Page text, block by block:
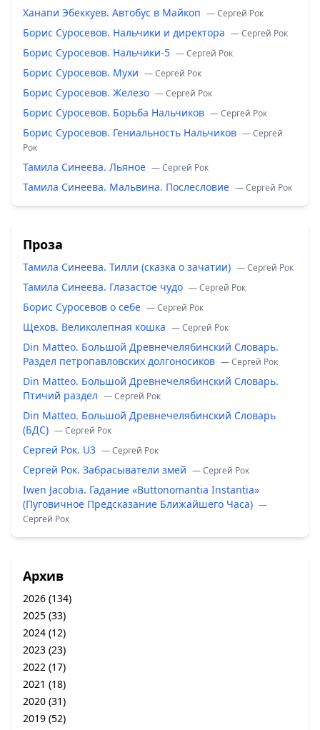
Ханапи Эбеккуев. Автобус в Майкоп — Сергей Рок
Борис Суросевов. Нальчики и директора — Сергей Рок
Борис Суросевов. Нальчики-5 — Сергей Рок
Борис Суросевов. Мухи — Сергей Рок
Борис Суросевов. Железо — Сергей Рок
Борис Суросевов. Борьба Нальчиков — Сергей Рок
Борис Суросевов. Гениальность Нальчиков — Сергей
Рок
Тамила Синеева. Льяное — Сергей Рок
Тамила Синеева. Мальвина. Послесловие — Сергей Рок
Проза
Тамила Синеева. Тилли (сказка о зачатии) — Сергей Рок
Тамила Синеева. Глазастое чудо — Сергей Рок
Борис Суросевов о себе — Сергей Рок
Щехов. Великолепная кошка — Сергей Рок
Din Matteo. Большой Древнечелябинский Словарь.
Раздел петропавловских долгоносиков — Сергей Рок
Din Matteo. Большой Древнечелябинский Словарь.
Птичий раздел — Сергей Рок
Din Matteo. Большой Древнечелябинский Словарь
(БДС) — Сергей Рок
Сергей Рок. U3 — Сергей Рок
Сергей Рок. Забрасыватели змей — Сергей Рок
Iwen Jacobia. Гадание «Buttonomantia Instantia»
(Пуговичное Предсказание Ближайшего Часа) —
Сергей Рок
Архив
2026 (134)
2025 (33)
2024 (12)
2023 (23)
2022 (17)
2021 (18)
2020 (31)
2019 (52)